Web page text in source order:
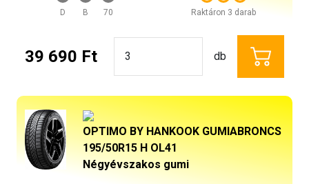
D B 70 Raktáron 3 darab
39 690 Ft db
OPTIMO BY HANKOOK GUMIABRONCS
195/50R15 H OL41
Négyévszakos gumi